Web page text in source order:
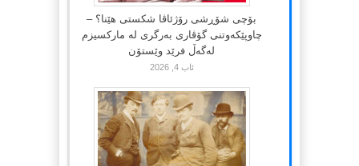
بۆچی شۆڕشی رۆژئاڤا شکستی هێنا؟ –
چاوپێکەوتنی گۆڤاری بەرگری لە مارکسیزم
لەگەڵ فرێد وێستۆن
ئاب 4, 2026